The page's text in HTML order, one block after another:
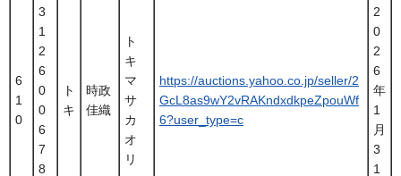
6
1
0
3
1
2
6
0
0
6
7
8
ト
キ
時政
佳織
ト
キ
マ
サ
カ
オ
リ
https://auctions.yahoo.co.jp/seller/2
GcL8as9wY2vRAKndxdkpeZpouWf
6?user_type=c
2
0
2
6
年
1
月
3
1